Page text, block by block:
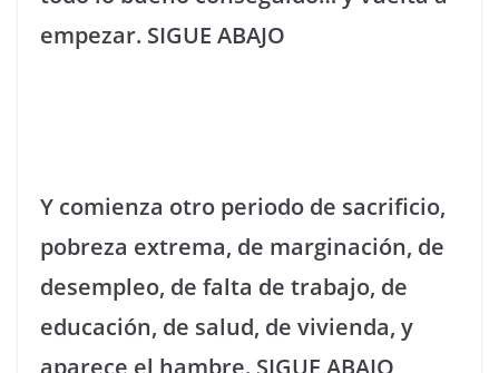
empezar. SIGUE ABAJO
Y comienza otro periodo de sacrificio,
pobreza extrema, de marginación, de
desempleo, de falta de trabajo, de
educación, de salud, de vivienda, y
aparece el hambre. SIGUE ABAJO